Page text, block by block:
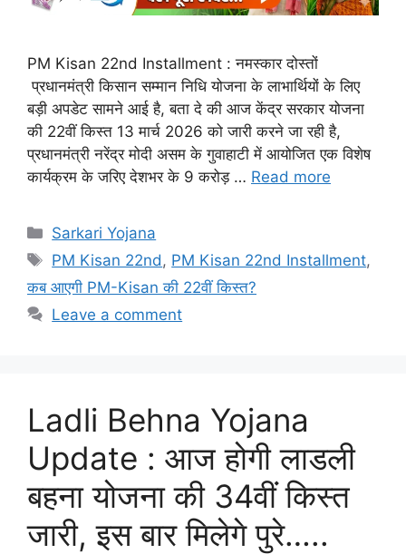
PM Kisan 22nd Installment : नमस्कार दोस्तों
प्रधानमंत्री किसान सम्मान निधि योजना के लाभार्थियों के लिए
बड़ी अपडेट सामने आई है, बता दे की आज केंद्र सरकार योजना
की 22वीं किस्त 13 मार्च 2026 को जारी करने जा रही है,
प्रधानमंत्री नरेंद्र मोदी असम के गुवाहाटी में आयोजित एक विशेष
कार्यक्रम के जरिए देशभर के 9 करोड़ … Read more
Categories
Sarkari Yojana
Tags
PM Kisan 22nd , PM Kisan 22nd Installment,
कब आएगी PM-Kisan की 22वीं किस्त?
Leave a comment
Ladli Behna Yojana
Update : आज होगी लाडली
बहना योजना की 34वीं किस्त
जारी, इस बार मिलेगे पुरे…..